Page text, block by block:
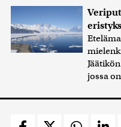
jossa